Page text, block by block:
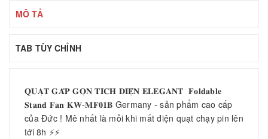
MÔ TẢ
TAB TÙY CHỈNH
𝐐𝐔𝐀̣𝐓 𝐆𝐀̂́𝐏 𝐆𝐎̣𝐍 𝐓𝐈́𝐂𝐇 𝐃𝐈𝐄̣̂𝐍 𝐄𝐋𝐄𝐆𝐀𝐍𝐓 𝐅𝐨𝐥𝐝𝐚𝐛𝐥𝐞
𝐒𝐭𝐚𝐧𝐝 𝐅𝐚𝐧 𝐊𝐖-𝐌𝐅𝟎𝟏𝐁 Germany - sản phẩm cao cấp
của Đức ! Mê nhất là mỗi khi mất điện quạt chạy pin lên
tới 8h ⚡️⚡️